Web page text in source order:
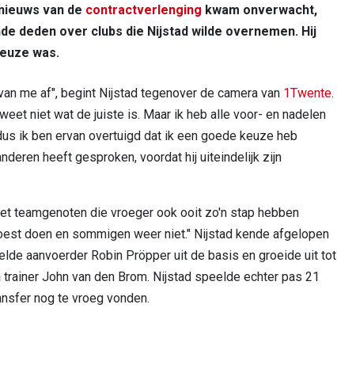
van de contractverlenging kwam onverwacht,
deden over clubs die Nijstad wilde overnemen. Hij
was.
me af", begint Nijstad tegenover de camera van 1Twente.
niet wat de juiste is. Maar ik heb alle voor- en nadelen
ik ben ervan overtuigd dat ik een goede keuze heb
heeft gesproken, voordat hij uiteindelijk zijn
teamgenoten die vroeger ook ooit zo'n stap hebben
doen en sommigen weer niet." Nijstad kende afgelopen
aanvoerder Robin Pröpper uit de basis en groeide uit tot
John van den Brom. Nijstad speelde echter pas 21
nog te vroeg vonden.